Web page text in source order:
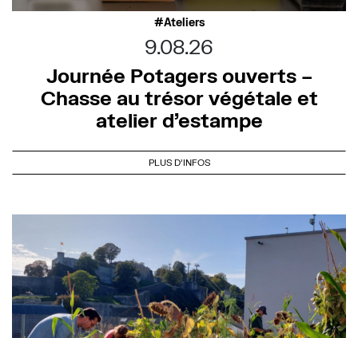
Ateliers
9.08.26
Journée Potagers ouverts –
Chasse au trésor végétale et
atelier d’estampe
PLUS D'INFOS